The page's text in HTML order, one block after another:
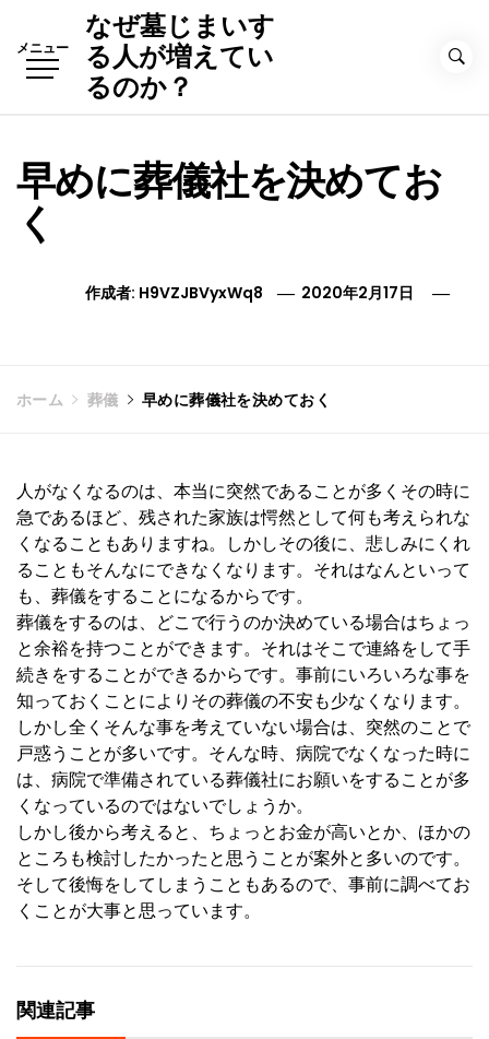
キ
メニュー
なぜ墓じまいす
る人が増えてい
るのか？
早めに葬儀社を決めてお
く
作成者: H9VZJBVyxWq8 2020年2月17日
ホーム 葬儀 早めに葬儀社を決めておく
人がなくなるのは、本当に突然であることが多くその時に
急であるほど、残された家族は愕然として何も考えられな
くなることもありますね。しかしその後に、悲しみにくれ
ることもそんなにできなくなります。それはなんといって
も、葬儀をすることになるからです。
葬儀をするのは、どこで行うのか決めている場合はちょっ
と余裕を持つことができます。それはそこで連絡をして手
続きをすることができるからです。事前にいろいろな事を
知っておくことによりその葬儀の不安も少なくなります。
しかし全くそんな事を考えていない場合は、突然のことで
戸惑うことが多いです。そんな時、病院でなくなった時に
は、病院で準備されている葬儀社にお願いをすることが多
くなっているのではないでしょうか。
しかし後から考えると、ちょっとお金が高いとか、ほかの
ところも検討したかったと思うことが案外と多いのです。
そして後悔をしてしまうこともあるので、事前に調べてお
くことが大事と思っています。
関連記事